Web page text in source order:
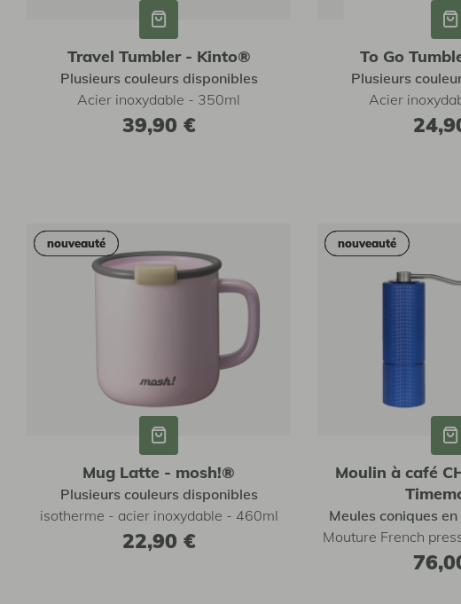
Travel Tumbler - Kinto®
Plusieurs couleurs disponibles
Acier inoxydable - 350ml
39,90 €
To Go
Plusieurs
Acier
nouveauté
nouveauté
Mug Latte - mosh!®
Plusieurs couleurs disponibles
isotherme - acier inoxydable - 460ml
22,90 €
nouveauté
nouveauté
Moulin à café
Meules coniques
Mouture French